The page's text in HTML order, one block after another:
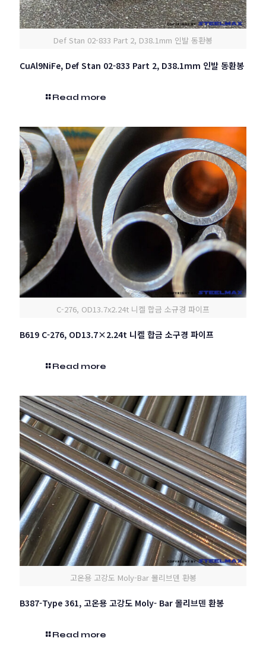
Def Stan 02-833 Part 2, D38.1mm 인발 동환봉
CuAl9NiFe, Def Stan 02-833 Part 2, D38.1mm 인발 동환봉
Read more
C-276, OD13.7x2.24t 니켈 합금 소규경 파이프
B619 C-276, OD13.7×2.24t 니켈 합금 소구경 파이프
Read more
고온용 고강도 Moly-Bar 몰리브덴 환봉
B387-Type 361, 고온용 고강도 Moly- Bar 몰리브덴 환봉
Read more